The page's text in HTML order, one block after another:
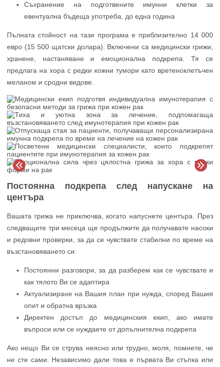
Съхранение на подготвените имунни клетки за
евентуална бъдеща употреба, до една година
Пълната стойност на тази програма е приблизително 14 000
евро (15 500 щатски долара). Включени са медицински грижи,
хранене, настаняване и емоционална подкрепа. Тя се
предлага на хора с редки кожни тумори като вретеноклетъчен
меланом и сродни видове.
Постоянна подкрепа след напускане на
центъра
Вашата грижа не приключва, когато напуснете центъра. През
следващите три месеца ще продължите да получавате насоки
и редовни проверки, за да се чувствате стабилни по време на
възстановяването си:
Постоянни разговори, за да разберем как се чувствате и
как тялото Ви се адаптира
Актуализиране на Вашия план при нужда, според Вашия
опит и обратна връзка
Директен достъп до медицинския екип, ако имате
въпроси или се нуждаете от допълнителна подкрепа
Ако нещо Ви се струва неясно или трудно, моля, помнете, че
не сте сами. Независимо дали това е първата Ви стъпка или